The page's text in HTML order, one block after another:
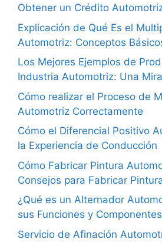
Obtener un Crédito
Explicación de Qué Es el
Automotriz: Conceptos
Los Mejores Ejemplos de
Industria Automotriz: Una
Cómo realizar el Proceso de
Automotriz Correctamente
Cómo el Diferencial Positivo
la Experiencia de Conducción
Cómo Fabricar Pintura
Consejos para Fabricar
¿Qué es un Alternador
sus Funciones y Componentes
Servicio de Afinación